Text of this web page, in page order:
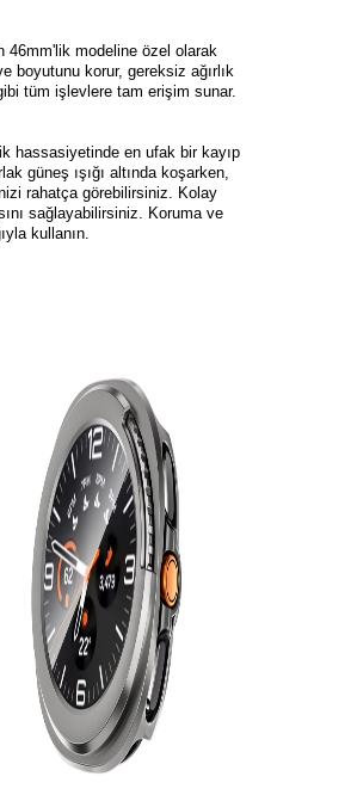
46mm'lik modeline özel olarak
boyutunu korur, gereksiz ağırlık
tüm işlevlere tam erişim sunar.
hassasiyetinde en ufak bir kayıp
güneş ışığı altında koşarken,
rahatça görebilirsiniz. Kolay
sağlayabilirsiniz. Koruma ve
kullanın.